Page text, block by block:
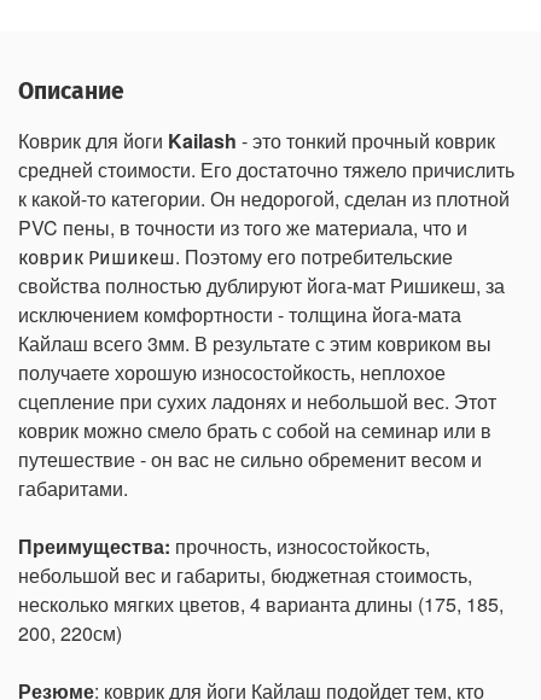
Описание
Коврик для йоги Kailash - это тонкий прочный коврик
средней стоимости. Его достаточно тяжело причислить
к какой-то категории. Он недорогой, сделан из плотной
PVC пены, в точности из того же материала, что и
коврик Ришикеш. Поэтому его потребительские
свойства полностью дублируют йога-мат Ришикеш, за
исключением комфортности - толщина йога-мата
Кайлаш всего 3мм. В результате с этим ковриком вы
получаете хорошую износостойкость, неплохое
сцепление при сухих ладонях и небольшой вес. Этот
коврик можно смело брать с собой на семинар или в
путешествие - он вас не сильно обременит весом и
габаритами.
Преимущества: прочность, износостойкость,
небольшой вес и габариты, бюджетная стоимость,
несколько мягких цветов, 4 варианта длины (175, 185,
200, 220см)
Резюме: коврик для йоги Кайлаш подойдет тем, кто